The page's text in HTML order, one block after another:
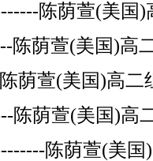
陈荫萱(美国
陈荫萱(美国)高
荫萱(美国)高二
陈荫萱(美国)高
陈荫萱(美